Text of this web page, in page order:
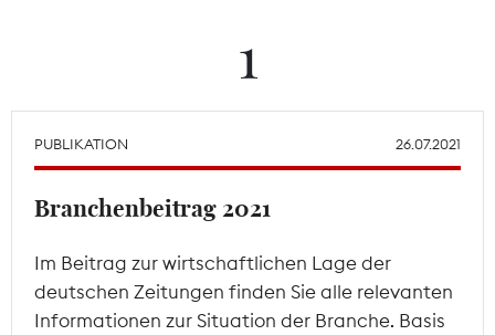
1
PUBLIKATION 26.07.2021
Branchenbeitrag 2021
Im Beitrag zur wirtschaftlichen Lage der
deutschen Zeitungen finden Sie alle relevanten
Informationen zur Situation der Branche. Basis